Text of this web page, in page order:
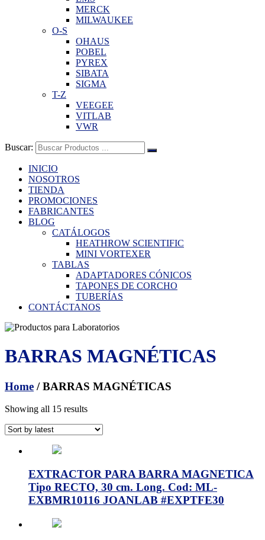
MERCK
MILWAUKEE
O-S
OHAUS
POBEL
PYREX
SIBATA
SIGMA
T-Z
VEEGEE
VITLAB
VWR
Buscar:
INICIO
NOSOTROS
TIENDA
PROMOCIONES
FABRICANTES
BLOG
CATÁLOGOS
HEATHROW SCIENTIFIC
MINI VORTEXER
TABLAS
ADAPTADORES CÓNICOS
TAPONES DE CORCHO
TUBERÍAS
CONTÁCTANOS
BARRAS MAGNÉTICAS
Home / BARRAS MAGNÉTICAS
Showing all 15 results
EXTRACTOR PARA BARRA MAGNETICA
Tipo RECTO, 30 cm. Long. Cod: ML-
EXBMR10116 JOANLAB #EXPTFE30